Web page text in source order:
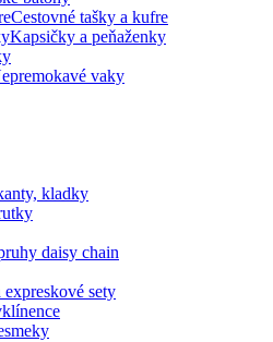
Cestovné tašky a kufre
Kapsičky a peňaženky
vaky
kladky
daisy chain
sety